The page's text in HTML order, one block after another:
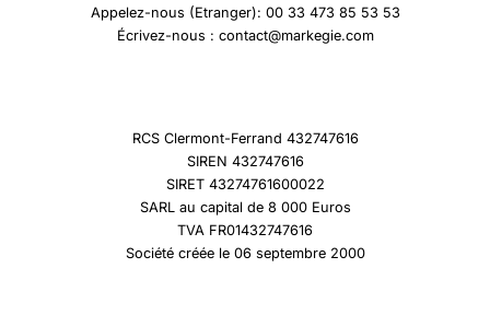
Appelez-nous (Etranger): 00 33 473 85 53 53
Écrivez-nous : contact@markegie.com
RCS Clermont-Ferrand 432747616
SIREN 432747616
SIRET 43274761600022
SARL au capital de 8 000 Euros
TVA FR01432747616
Société créée le 06 septembre 2000